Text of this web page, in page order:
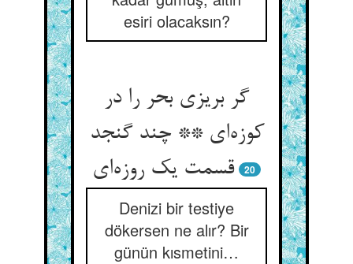
esiri olacaksın?
گر بریزی بحر را در
کوزه‌‌ای ** چند گنجد
20
Denizi bir testiye
dökersen ne alır? Bir
günün kısmetini…